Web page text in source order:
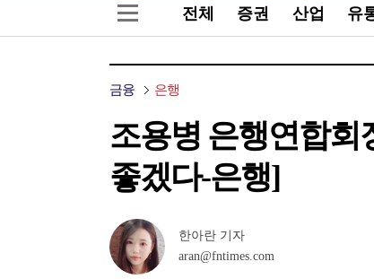
전체 증권 산업 유
금융 은행
조용병 은행연합회
좋겠다-은행]
한아란 기자
aran@fntimes.com